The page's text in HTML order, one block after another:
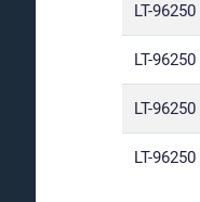
LT-96250
LT-96250
LT-96250
LT-96250